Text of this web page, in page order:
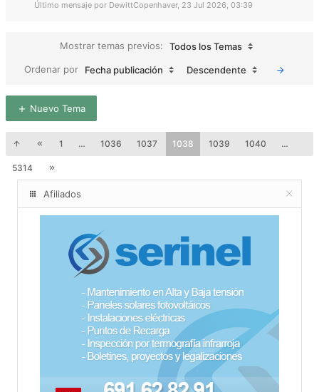
Último mensaje por DewittCopenhaver, 23 Jul 2026, 03:39
Mostrar temas previos:
Todos los Temas
Ordenar por
Fecha publicación Descendente
Nuevo Tema
1 … 1036 1037 1038 1039 1040 …
5314
Afiliados